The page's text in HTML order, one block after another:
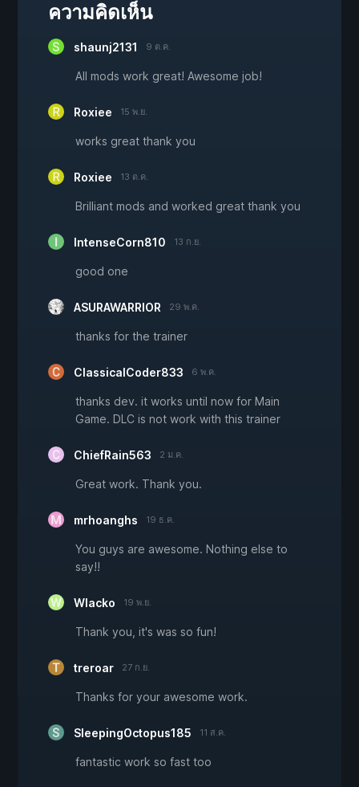
ความคิดเห็น
shaunj2131 9 ต.ค.
All mods work great! Awesome job!
Roxiee 15 พ.ย.
works great thank you
Roxiee 13 ต.ค.
Brilliant mods and worked great thank you
IntenseCorn810 13 ก.ย.
good one
ASURAWARRIOR 29 พ.ค.
thanks for the trainer
ClassicalCoder833 6 พ.ค.
thanks dev. it works until now for Main
Game. DLC is not work with this trainer
ChiefRain563 2 ม.ค.
Great work. Thank you.
mrhoanghs 19 ธ.ค.
You guys are awesome. Nothing else to
say!!
Wlacko 19 พ.ย.
Thank you, it's was so fun!
treroar 27 ก.ย.
Thanks for your awesome work.
SleepingOctopus185 11 ส.ค.
fantastic work so fast too